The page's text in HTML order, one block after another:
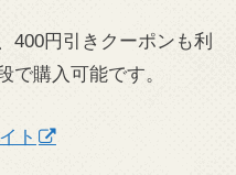
400円引きクーポンも利
で購入可能です。
ト